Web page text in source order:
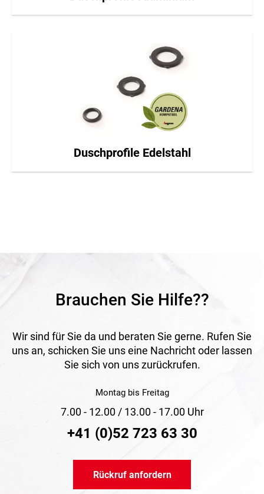
Duschprofile Edelstahl
Brauchen Sie Hilfe??
Wir sind für Sie da und beraten Sie gerne. Rufen Sie
uns an, schicken Sie uns eine Nachricht oder lassen
Sie sich von uns zurückrufen.
Montag bis Freitag
7.00 - 12.00 / 13.00 - 17.00 Uhr
+41 (0)52 723 63 30
Rückruf anfordern